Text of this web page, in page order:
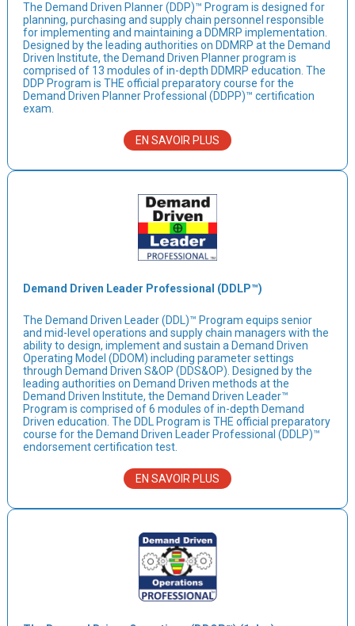
The Demand Driven Planner (DDP)™ Program is designed for
planning, purchasing and supply chain personnel responsible
for implementing and maintaining a DDMRP implementation.
Designed by the leading authorities on DDMRP at the Demand
Driven Institute, the Demand Driven Planner program is
comprised of 13 modules of in-depth DDMRP education. The
DDP Program is THE official preparatory course for the
Demand Driven Planner Professional (DDPP)™ certification
exam.
EN SAVOIR PLUS
Demand Driven Leader Professional (DDLP™)
The Demand Driven Leader (DDL)™ Program equips senior
and mid-level operations and supply chain managers with the
ability to design, implement and sustain a Demand Driven
Operating Model (DDOM) including parameter settings
through Demand Driven S&OP (DDS&OP). Designed by the
leading authorities on Demand Driven methods at the
Demand Driven Institute, the Demand Driven Leader™
Program is comprised of 6 modules of in-depth Demand
Driven education. The DDL Program is THE official preparatory
course for the Demand Driven Leader Professional (DDLP)™
endorsement certification test.
EN SAVOIR PLUS